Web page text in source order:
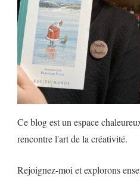
Ce blog est un espace
rencontre l'art de la créativité.
Rejoignez-moi et explorons